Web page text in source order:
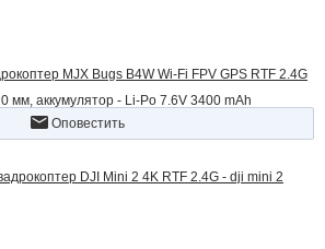
MJX Bugs B4W Wi-Fi FPV GPS RTF 2.4G
мм, аккумулятор - Li-Po 7.6V 3400 mAh
Оповестить